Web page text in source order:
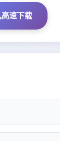
高速下载